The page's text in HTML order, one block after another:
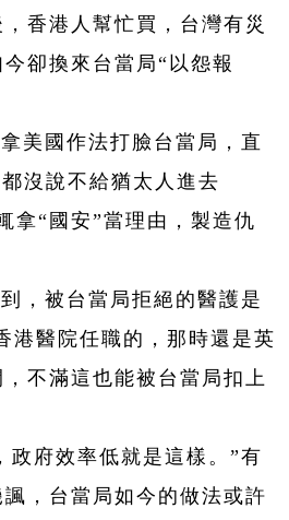
香港人幫忙買，台灣有災
卻換來台當局“以怨報
美國作法打臉台當局，直
沒說不給猶太人進去
拿“國安”當理由，製造仇
，被台當局拒絕的醫護是
港醫院任職的，那時還是英
不滿這也能被台當局扣上
政府效率低就是這樣。”有
，台當局如今的做法或許